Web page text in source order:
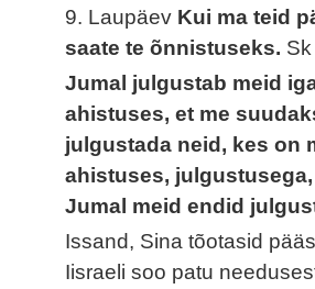
9. Laupäev Kui ma teid
saate te õnnistuseks.
Jumal julgustab meid
ahistuses, et me
julgustada neid, kes on
ahistuses,
Jumal meid endid
Issand, Sina tõotasid
Iisraeli soo patu